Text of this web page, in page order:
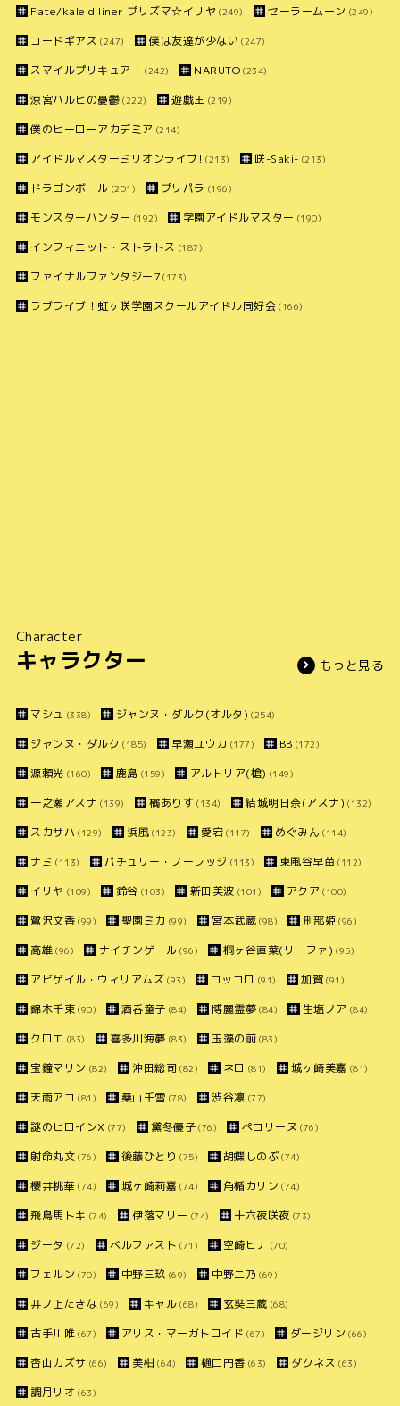
Fate/kaleid liner プリズマ☆イリヤ (249) セーラームーン (249)
コードギアス (247) 僕は友達が少ない (247)
スマイルプリキュア！ (242) NARUTO (234)
涼宮ハルヒの憂鬱 (222) 遊戯王 (219)
僕のヒーローアカデミア (214)
アイドルマスターミリオンライブ! (213) 咲-Saki- (213)
ドラゴンボール (201) プリパラ (196)
モンスターハンター (192) 学園アイドルマスター (190)
インフィニット・ストラトス (187)
ファイナルファンタジー7 (173)
ラブライブ！虹ヶ咲学園スクールアイドル同好会 (166)
Character
キャラクター もっと見る
マシュ (338) ジャンヌ・ダルク(オルタ) (254)
ジャンヌ・ダルク (185) 早瀬ユウカ (177) BB (172)
源頼光 (160) 鹿島 (159) アルトリア(槍) (149)
一之瀬アスナ (139) 橘ありす (134) 結城明日奈(アスナ) (132)
スカサハ (129) 浜風 (123) 愛宕 (117) めぐみん (114)
ナミ (113) パチュリー・ノーレッジ (113) 東風谷早苗 (112)
イリヤ (109) 鈴谷 (103) 新田美波 (101) アクア (100)
鷺沢文香 (99) 聖園ミカ (99) 宮本武蔵 (98) 刑部姫 (96)
高雄 (96) ナイチンゲール (96) 桐ヶ谷直葉(リーファ) (95)
アビゲイル・ウィリアムズ (93) コッコロ (91) 加賀 (91)
錦木千束 (90) 酒呑童子 (84) 博麗霊夢 (84) 生塩ノア (84)
クロエ (83) 喜多川海夢 (83) 玉藻の前 (83)
宝鐘マリン (82) 沖田総司 (82) ネロ (81) 城ヶ崎美嘉 (81)
天雨アコ (81) 桑山千雪 (78) 渋谷凛 (77)
謎のヒロインX (77) 黛冬優子 (76) ペコリーヌ (76)
射命丸文 (76) 後藤ひとり (75) 胡蝶しのぶ(74)
櫻井桃華 (74) 城ヶ崎莉嘉 (74) 角楯カリン (74)
飛鳥馬トキ (74) 伊落マリー (74) 十六夜咲夜 (73)
ジータ (72) ベルファスト (71) 空崎ヒナ (70)
フェルン (70) 中野三玖 (69) 中野二乃 (69)
井ノ上たきな (69) キャル (68) 玄奘三蔵 (68)
古手川唯 (67) アリス・マーガトロイド (67) ダージリン (66)
杏山カズサ (66) 美柑 (64) 樋口円香 (63) ダクネス (63)
調月リオ (63)